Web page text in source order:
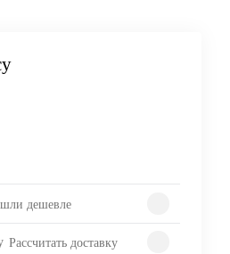
дешевле
Рассчитать доставку